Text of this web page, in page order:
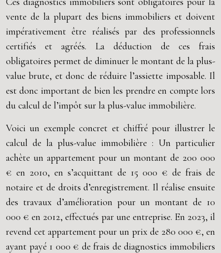
vente de la plupart des biens immobiliers et doivent
impérativement être réalisés par des professionnels
certifiés et agréés. La déduction de ces frais
obligatoires permet de diminuer le montant de la plus-
value brute, et donc de réduire l’assiette imposable. Il
est donc important de bien les prendre en compte lors
du calcul de l’impôt sur la plus-value immobilière.
Voici un exemple concret et chiffré pour illustrer le
calcul de la plus-value immobilière : Un particulier
achète un appartement pour un montant de 200 000
€ en 2010, en s’acquittant de 15 000 € de frais de
notaire et de droits d’enregistrement. Il réalise ensuite
des travaux d’amélioration pour un montant de 10
000 € en 2012, effectués par une entreprise. En 2023, il
revend cet appartement pour un prix de 280 000 €, en
ayant payé 1 000 € de frais de diagnostics immobiliers